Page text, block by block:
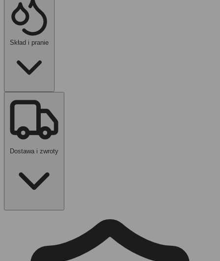
5 par - mniejszy zestaw misiowych stopek.
Niski krój- do lżejszych butów i cieplejszych dni.
Misiowe wzory
Codzienna wygoda
Do sneakersów, trampek i luźnych butów.
Dla osoby, która lubi misie i spokojne kolory.
Misie małe, humor trochę większy.
Skład i pranie
Dostawa i zwroty